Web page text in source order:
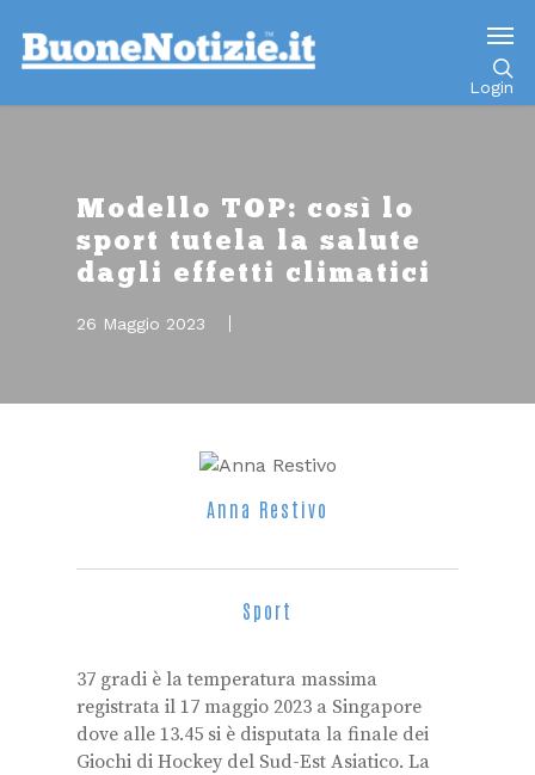
Login
Modello TOP: così lo
sport tutela la salute
dagli effetti climatici
26 Maggio 2023
Anna Restivo
Sport
37 gradi è la temperatura massima
registrata il 17 maggio 2023 a Singapore
dove alle 13.45 si è disputata la finale dei
Giochi di Hockey del Sud-Est Asiatico. La
Go to mobile version